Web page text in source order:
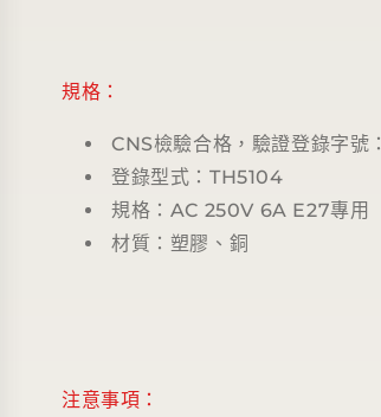
規格：
CNS檢驗合格，驗證登錄字號：
登錄型式： TH5104
規格： AC 250V 6A E27專用
材質：塑膠、銅
注意事項：